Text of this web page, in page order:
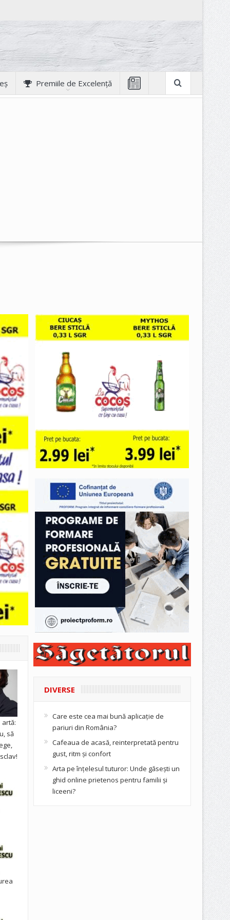
Premiile de Excelență
să
DIVERSE
Care este cea mai bună aplicație de
pariuri din România?
Cafeaua de acasă, reinterpretată pentru
gust, ritm și confort
Arta pe înțelesul tuturor: Unde găsești un
ghid online prietenos pentru familii și
liceeni?